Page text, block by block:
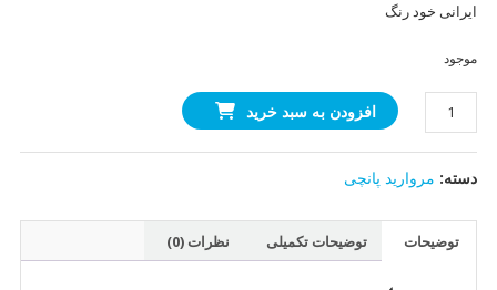
ایرانی خود رنگ
موجود
مروارید
پانچی
لیمویی
سایز
گرمی)
افزودن به سبد خرید
دسته: مروارید پانچی
توضیحات توضیحات تکمیلی نظرات (0)